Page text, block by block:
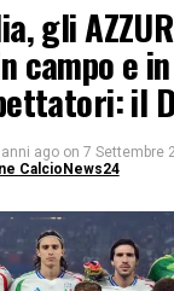
gli
campo e
il
anni ago on 7 Settembre
CalcioNews24